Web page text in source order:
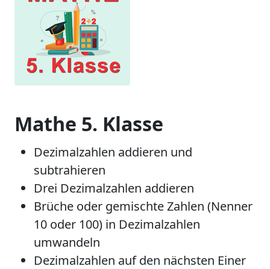
Mathe 5. Klasse
Dezimalzahlen addieren und
subtrahieren
Drei Dezimalzahlen addieren
Brüche oder gemischte Zahlen (Nenner
10 oder 100) in Dezimalzahlen
umwandeln
Dezimalzahlen auf den nächsten Einer